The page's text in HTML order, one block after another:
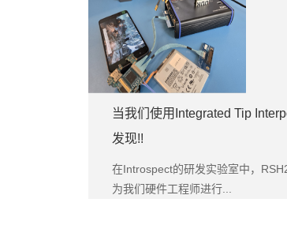
当我们使用Integrated Tip
发现!!
在Introspect的研发实验室中，
为我们硬件工程师进行...